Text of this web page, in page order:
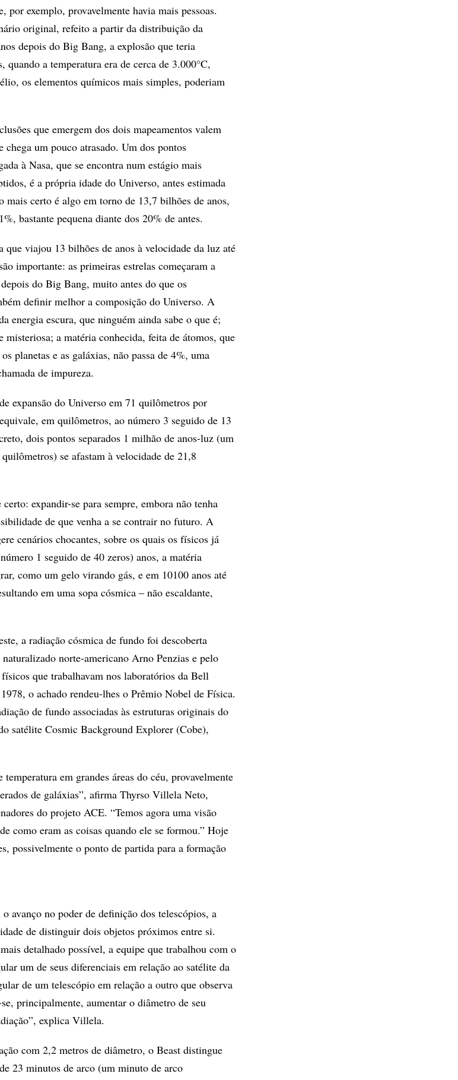
por exemplo, provavelmente havia mais pessoas.
original, refeito a partir da distribuição da
depois do Big Bang, a explosão que teria
quando a temperatura era de cerca de 3.000°C,
os elementos químicos mais simples, poderiam
que emergem dos dois mapeamentos valem
chega um pouco atrasado. Um dos pontos
à Nasa, que se encontra num estágio mais
é a própria idade do Universo, antes estimada
mais certo é algo em torno de 13,7 bilhões de anos,
bastante pequena diante dos 20% de antes.
que viajou 13 bilhões de anos à velocidade da luz até
importante: as primeiras estrelas começaram a
do Big Bang, muito antes do que os
definir melhor a composição do Universo. A
energia escura, que ninguém ainda sabe o que é;
a matéria conhecida, feita de átomos, que
planetas e as galáxias, não passa de 4%, uma
de impureza.
expansão do Universo em 71 quilômetros por
em quilômetros, ao número 3 seguido de 13
dois pontos separados 1 milhão de anos-luz (um
se afastam à velocidade de 21,8
expandir-se para sempre, embora não tenha
de que venha a se contrair no futuro. A
cenários chocantes, sobre os quais os físicos já
1 seguido de 40 zeros) anos, a matéria
como um gelo virando gás, e em 10100 anos até
em uma sopa cósmica – não escaldante,
a radiação cósmica de fundo foi descoberta
norte-americano Arno Penzias e pelo
que trabalhavam nos laboratórios da Bell
o achado rendeu-lhes o Prêmio Nobel de Física.
de fundo associadas às estruturas originais do
satélite Cosmic Background Explorer (Cobe),
em grandes áreas do céu, provavelmente
de galáxias”, afirma Thyrso Villela Neto,
do projeto ACE. “Temos agora uma visão
como eram as coisas quando ele se formou.” Hoje
possivelmente o ponto de partida para a formação
avanço no poder de definição dos telescópios, a
de distinguir dois objetos próximos entre si.
detalhado possível, a equipe que trabalhou com o
um de seus diferenciais em relação ao satélite da
de um telescópio em relação a outro que observa
principalmente, aumentar o diâmetro de seu
explica Villela.
com 2,2 metros de diâmetro, o Beast distingue
23 minutos de arco (um minuto de arco